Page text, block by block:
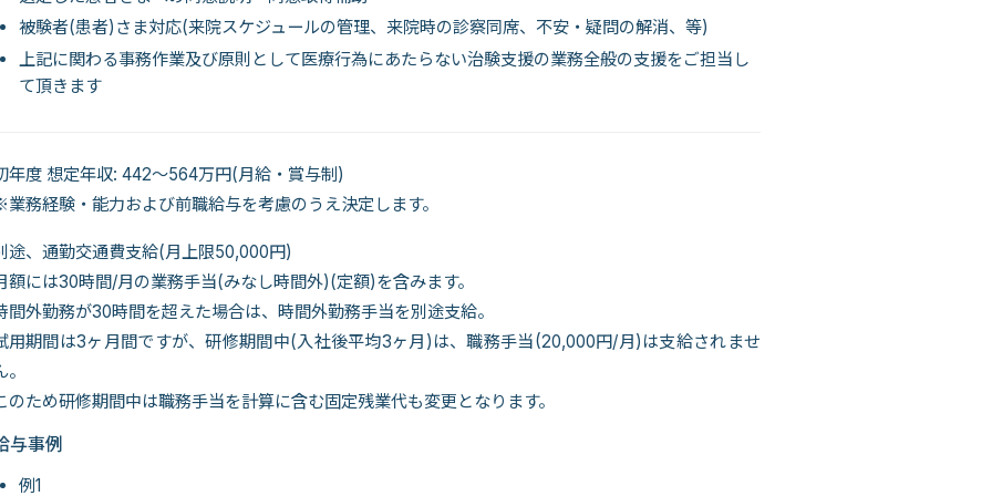
被験者(患者)さま対応(来院スケジュールの管理、来院時の診察同席、不安・疑問の解消、等)
上記に関わる事務作業及び原則として医療行為にあたらない治験支援の業務全般の支援をご担当し
て頂きます
年度 想定年収: 442～564万円(月給・賞与制)
務経験・能力および前職給与を考慮のうえ決定します。
途、通勤交通費支給(月上限50,000円)
額には30時間/月の業務手当(みなし時間外)(定額)を含みます。
間外勤務が30時間を超えた場合は、時間外勤務手当を別途支給。
用期間は3ヶ月間ですが、研修期間中(入社後平均3ヶ月)は、職務手当(20,000円/月)は支給されませ
。
のため研修期間中は職務手当を計算に含む固定残業代も変更となります。
与事例
例1